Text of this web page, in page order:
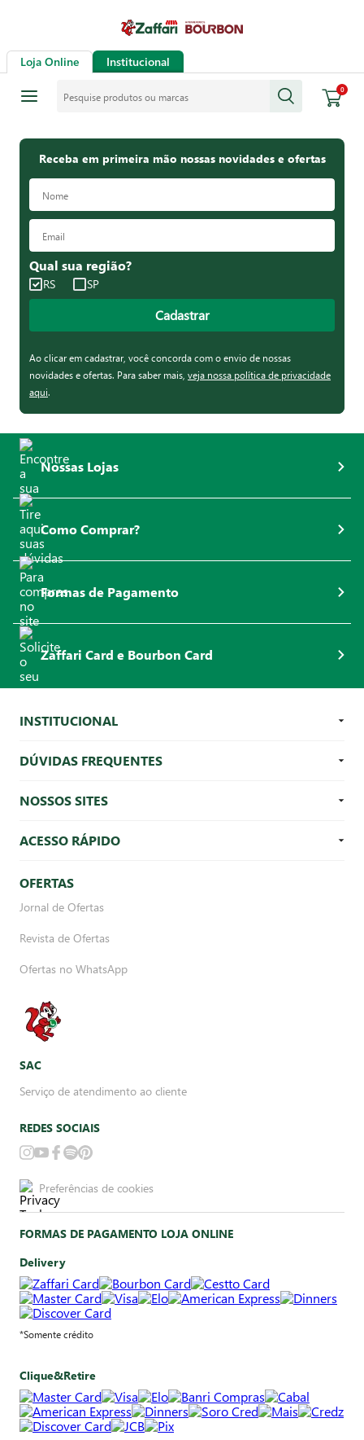
Loja Online Institucional
0
Receba em primeira mão nossas novidades e ofertas
Qual sua região?
RS SP
Cadastrar
Ao clicar em cadastrar, você concorda com o envio de nossas
novidades e ofertas. Para saber mais, veja nossa política de privacidade
aqui.
Nossas Lojas
Como Comprar?
Formas de Pagamento
Zaffari Card e Bourbon Card
INSTITUCIONAL
DÚVIDAS FREQUENTES
NOSSOS SITES
ACESSO RÁPIDO
OFERTAS
Jornal de Ofertas
Revista de Ofertas
Ofertas no WhatsApp
SAC
Serviço de atendimento ao cliente
REDES SOCIAIS
Preferências de cookies
FORMAS DE PAGAMENTO LOJA ONLINE
Delivery
*Somente crédito
Clique&Retire